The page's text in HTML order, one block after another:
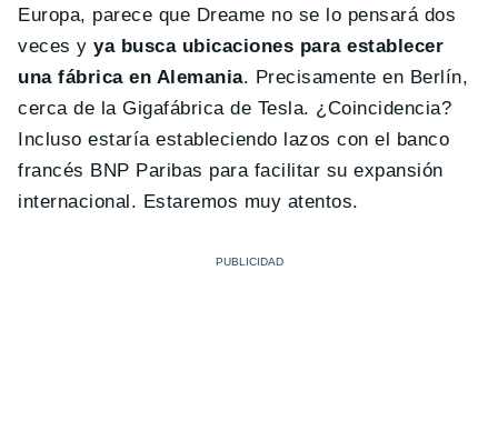
Europa, parece que Dreame no se lo pensará dos
veces yya busca ubicaciones para establecer
una fábrica en Alemania. Precisamente en Berlín,
cerca de la Gigafábrica de Tesla. ¿Coincidencia?
Incluso estaría estableciendo lazos con el banco
francés BNP Paribas para facilitar su expansión
internacional. Estaremos muy atentos.